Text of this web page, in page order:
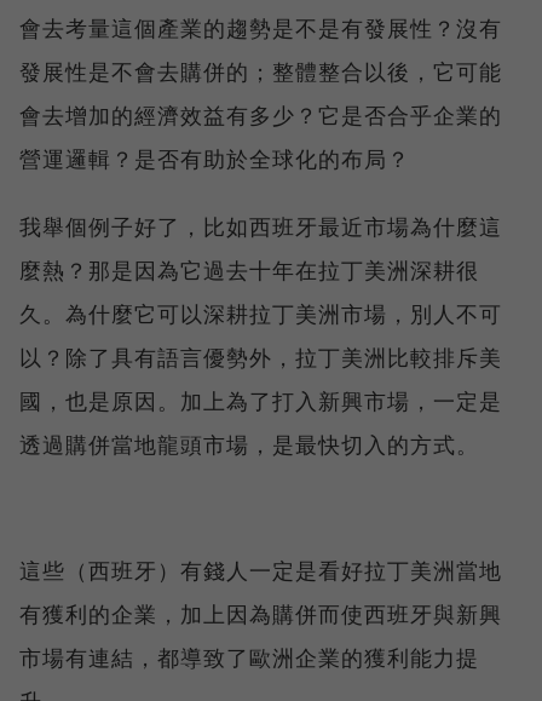
會去考量這個產業的趨勢是不是有發展性？沒有
發展性是不會去購併的；整體整合以後，它可能
會去增加的經濟效益有多少？它是否合乎企業的
營運邏輯？是否有助於全球化的布局？
我舉個例子好了，比如西班牙最近市場為什麼這
麼熱？那是因為它過去十年在拉丁美洲深耕很
久。為什麼它可以深耕拉丁美洲市場，別人不可
以？除了具有語言優勢外，拉丁美洲比較排斥美
國，也是原因。加上為了打入新興市場，一定是
透過購併當地龍頭市場，是最快切入的方式。
這些（西班牙）有錢人一定是看好拉丁美洲當地
有獲利的企業，加上因為購併而使西班牙與新興
市場有連結，都導致了歐洲企業的獲利能力提